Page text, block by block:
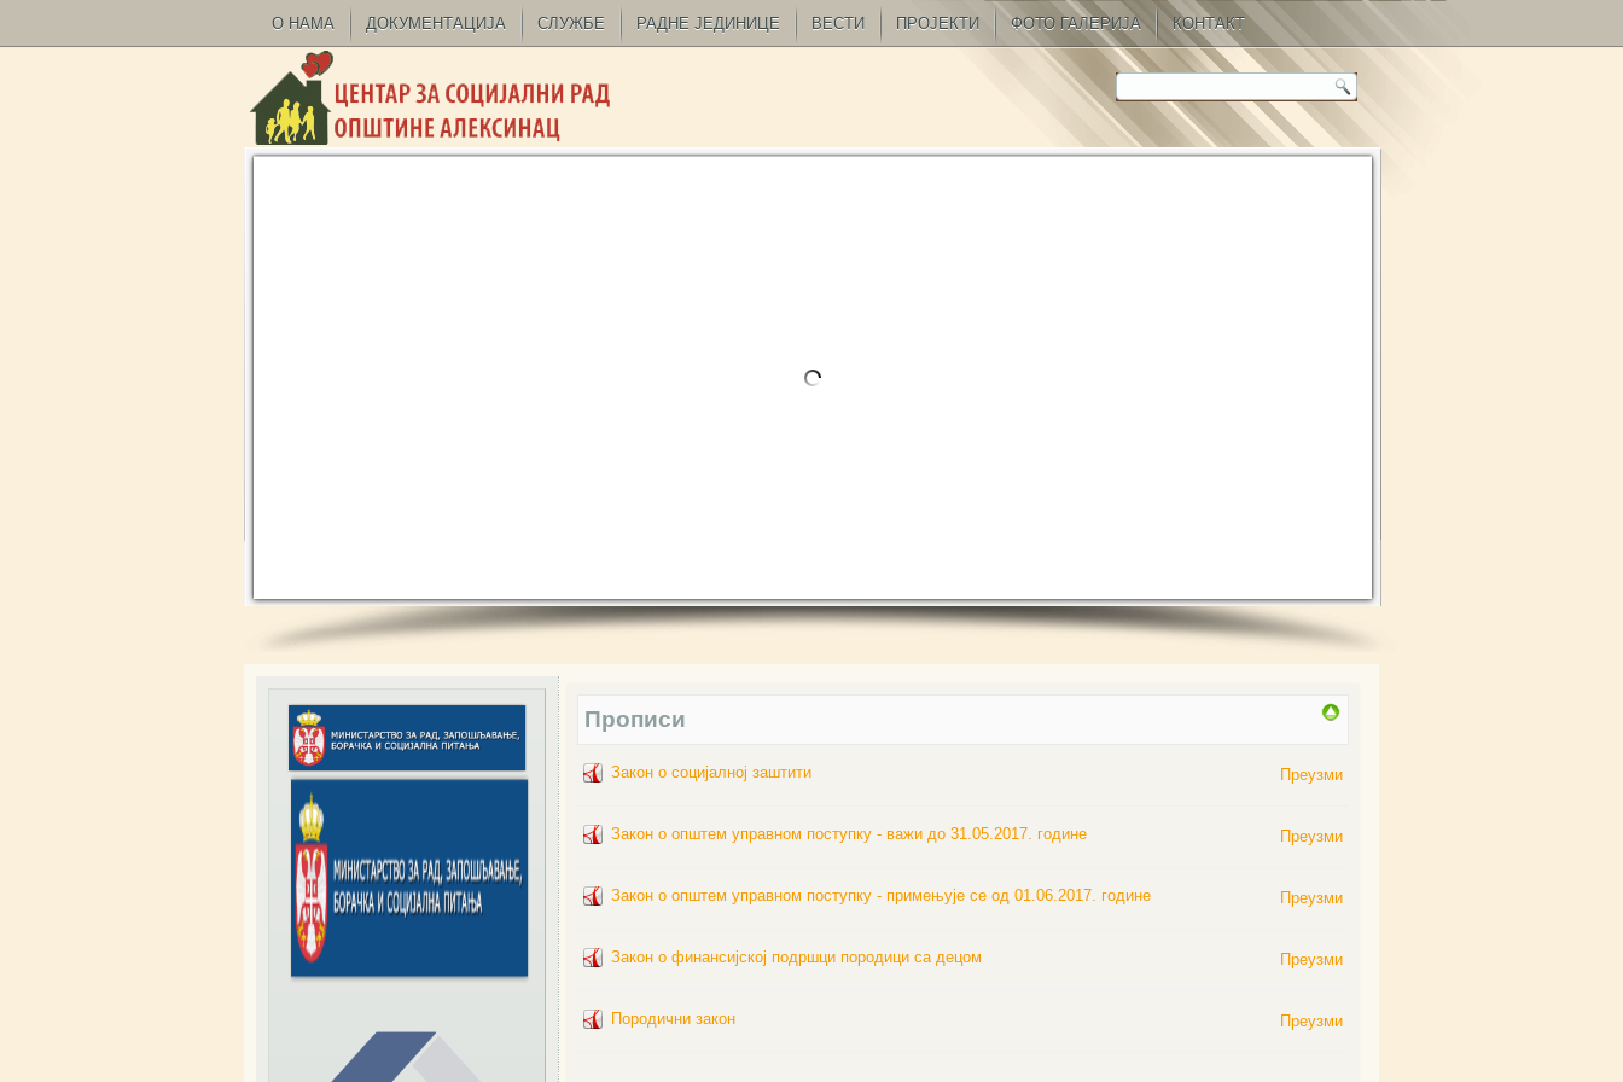
О НАМА ДОКУМЕНТАЦИЈА СЛУЖБЕ РАДНЕ ЈЕДИНИЦЕ ВЕСТИ ПРОЈЕКТИ ФОТО ГАЛЕРИЈА КОНТАКТ
Прописи
Закон о социјалној заштити Преузми
Закон о општем управном поступку - важи до 31.05.2017. године Преузми
Закон о општем управном поступку - примењује се од 01.06.2017. године Преузми
Закон о финансијској подршци породици са децом Преузми
Породични закон Преузми